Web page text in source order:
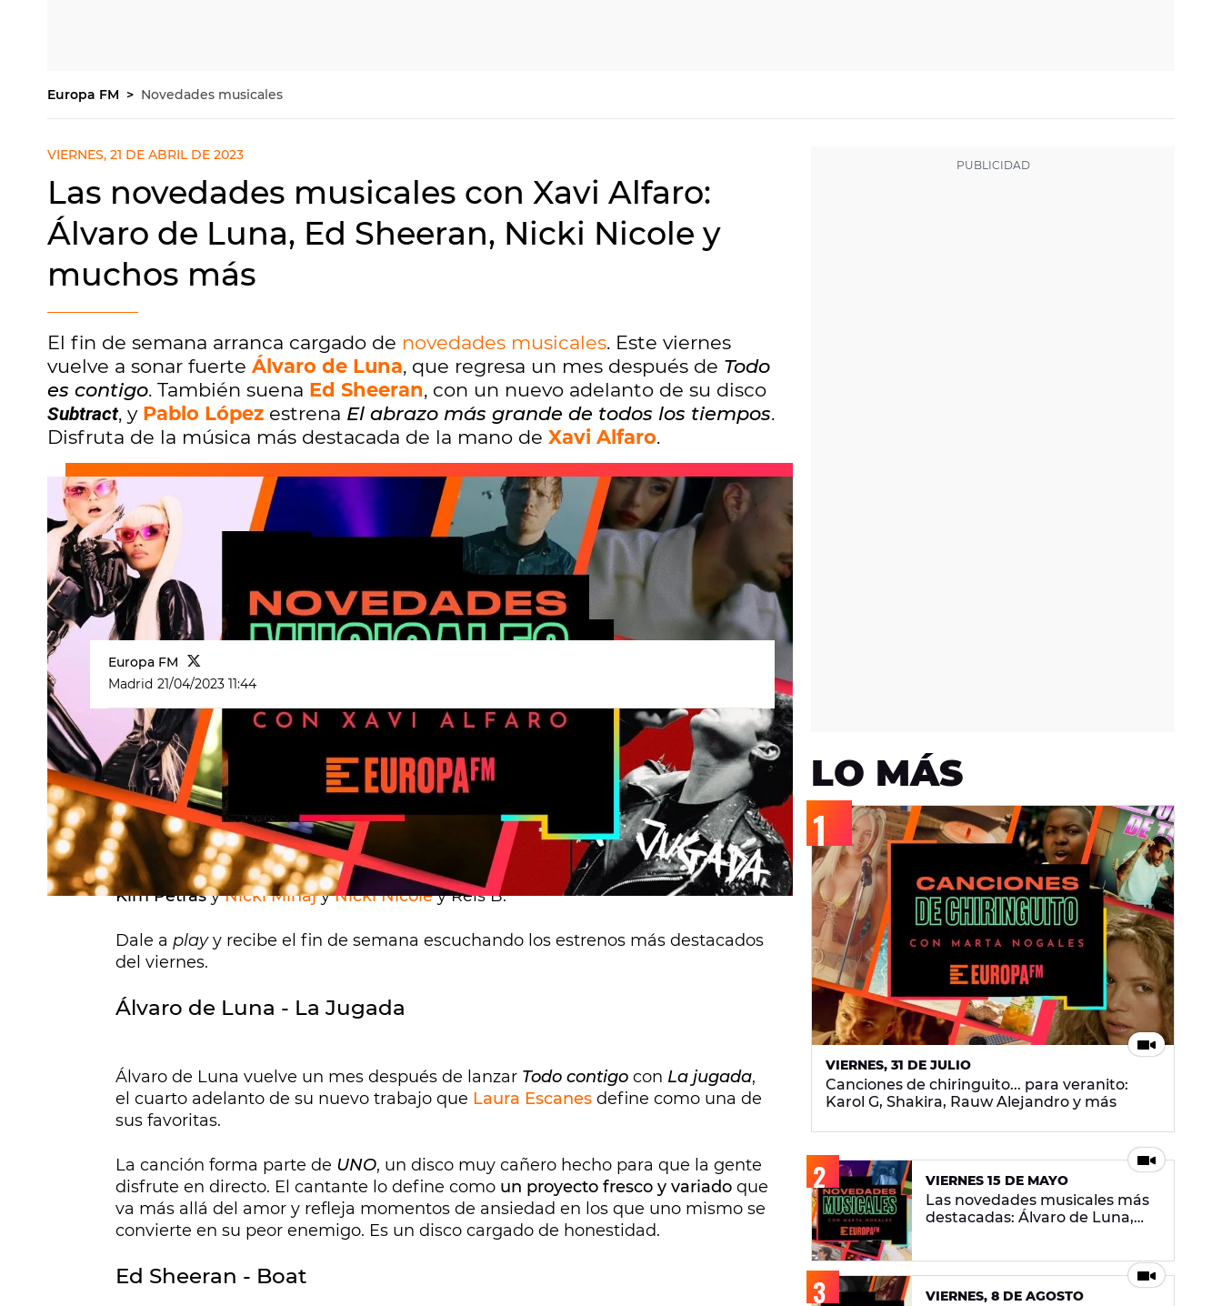
Europa FM Novedades musicales
VIERNES, 21 DE ABRIL DE 2023
Las novedades musicales con Xavi Alfaro:
Álvaro de Luna, Ed Sheeran, Nicki Nicole y
muchos más
El fin de semana arranca cargado de novedades musicales. Este viernes
vuelve a sonar fuerte Álvaro de Luna, que regresa un mes después de Todo
es contigo. También suena Ed Sheeran, con un nuevo adelanto de su disco
Subtract, y Pablo López estrena El abrazo más grande de todos los tiempos.
Disfruta de la música más destacada de la mano de Xavi Alfaro.
Europa FM
Madrid 21/04/2023 11:44
Ed Sheeran prepara el lanzamiento
, su nuevo disco que llega el
próximo 5 de mayo, y este viernes presentaBoat, singleque forma
parte de la lista de
Xavi Alfarocon las novedades musicales más destacadas de
la semana.
Álvaro de LunayPablo López también están de estreno y suman a esta
selección musical sus nuevos temas. Lo mismo hacen los dúos formados por
Kim PetrasyNicki MinajyNicki Nicoley Rels B.
Dale a playy recibe el fin de semana escuchando los estrenos más destacados
del viernes.
Álvaro de Luna - La Jugada
Álvaro de Luna vuelve un mes después de lanzar Todo contigo con La jugada,
el cuarto adelanto de su nuevo trabajo que Laura Escanes define como una de
sus favoritas.
La canción forma parte de UNO, un disco muy cañero hecho para que la gente
disfrute en directo. El cantante lo define como un proyecto fresco y variado que
va más allá del amor y refleja momentos de ansiedad en los que uno mismo se
convierte en su peor enemigo. Es un disco cargado de honestidad.
Ed Sheeran - Boat
LO MÁS
VIERNES, 31 DE JULIO
Canciones de chiringuito... para veranito:
Karol G, Shakira, Rauw Alejandro y más
VIERNES 15 DE MAYO
Las novedades musicales más
destacadas: Álvaro de Luna,
VIERNES, 8 DE AGOSTO